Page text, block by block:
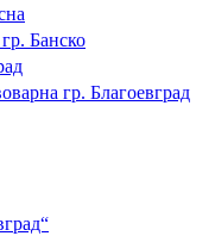
Банско
гр. Благоевград